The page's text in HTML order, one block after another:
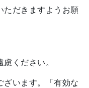
ただきますようお願
ください。
います。「有効な